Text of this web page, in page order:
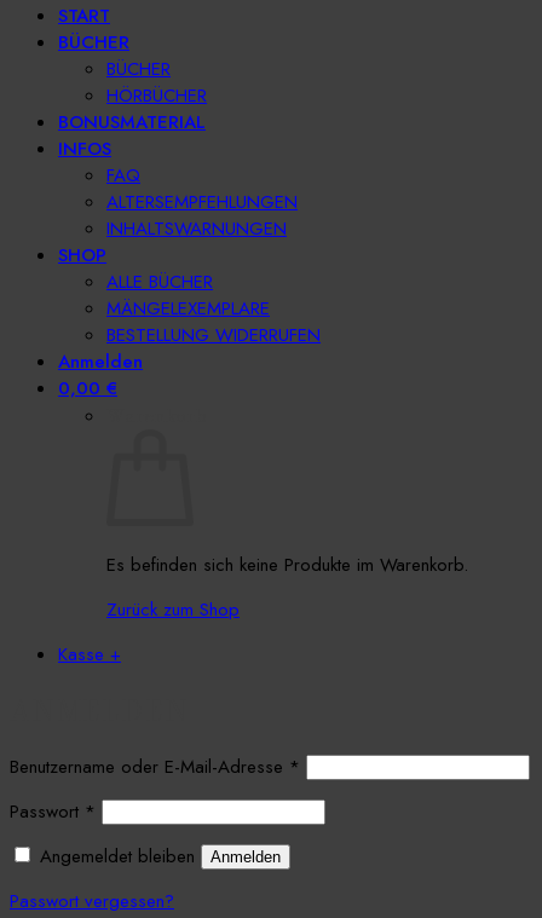
START
BÜCHER
BÜCHER
HÖRBÜCHER
BONUSMATERIAL
INFOS
FAQ
ALTERSEMPFEHLUNGEN
INHALTSWARNUNGEN
SHOP
ALLE BÜCHER
MÄNGELEXEMPLARE
BESTELLUNG WIDERRUFEN
Anmelden
0,00 €
Es befinden sich keine Produkte im Warenkorb.
Zurück zum Shop
Kasse +
Benutzername oder E-Mail-Adresse *
Passwort *
Angemeldet bleiben
Anmelden
Passwort vergessen?